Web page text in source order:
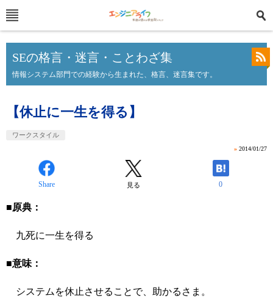
SEの格言・迷言・ことわざ集
情報システム部門での経験から生まれた、格言、迷言集です。
【休止に一生を得る】
ワークスタイル
» 2014/01/27
Share 見る 0
■原典：
九死に一生を得る
■意味：
システムを休止させることで、助かるさま。